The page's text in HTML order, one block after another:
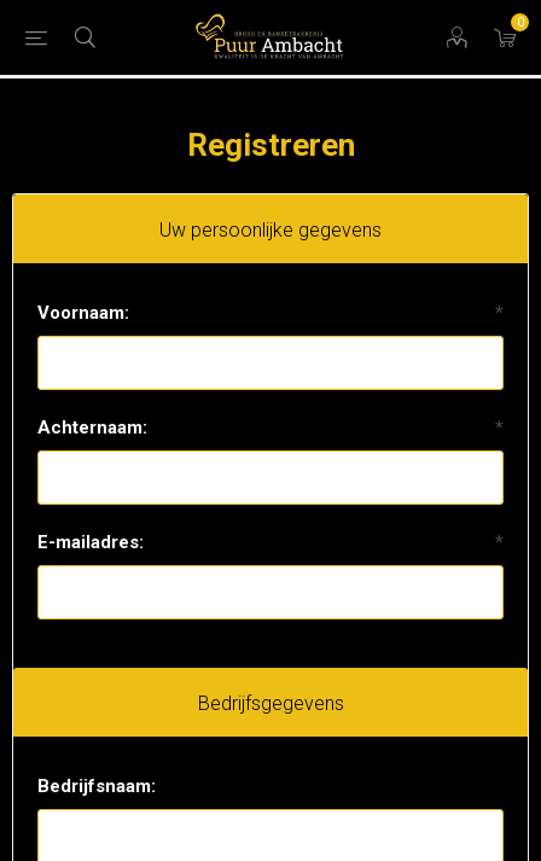
0
Registreren
Uw persoonlijke gegevens
Voornaam: *
Achternaam: *
E-mailadres: *
Bedrijfsgegevens
Bedrijfsnaam: